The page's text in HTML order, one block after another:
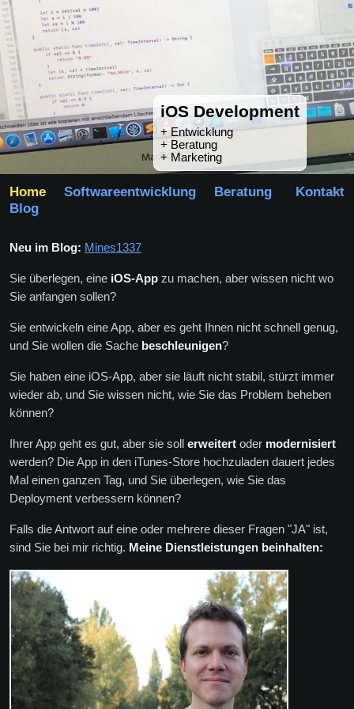
iOS Development
Entwicklung
Beratung
Marketing
Kontakt
Home Softwareentwicklung
Beratung
Blog
Neu im Blog: Mines1337
Sie überlegen, eine iOS-App zu machen, aber wissen nicht wo
Sie anfangen sollen?
Sie entwickeln eine App, aber es geht Ihnen nicht schnell genug,
und Sie wollen die Sache beschleunigen?
Sie haben eine iOS-App, aber sie läuft nicht stabil, stürzt immer
wieder ab, und Sie wissen nicht, wie Sie das Problem beheben
können?
Ihrer App geht es gut, aber sie soll erweitert oder modernisiert
werden? Die App in den iTunes-Store hochzuladen dauert jedes
Mal einen ganzen Tag, und Sie überlegen, wie Sie das
Deployment verbessern können?
Falls die Antwort auf eine oder mehrere dieser Fragen "JA" ist,
sind Sie bei mir richtig. Meine Dienstleistungen beinhalten: